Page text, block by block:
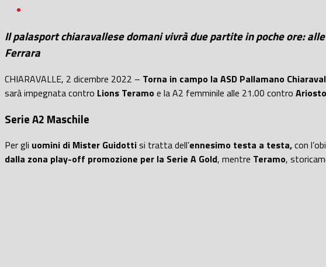
Il palasport chiaravallese domani vivrà due partite in poche ore:
Ferrara
CHIARAVALLE, 2 dicembre 2022 – Torna in campo la ASD Pallamano
sarà impegnata contro Lions Teramoe la A2 femminile alle 21.00 contro
Serie A2 Maschile
Per gli uomini di Mister Guidottisi tratta dell’ennesimo testa a testa,con
dalla zona play-off promozione per la Serie A Gold, mentre Teramo,